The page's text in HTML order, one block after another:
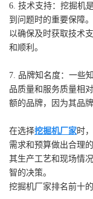
6. 技术支持：挖掘机
到问题时的重要保障
以确保及时获取技术
和顺利。
7. 品牌知名度：一些
品质量和服务质量相
额的品牌，因为其品
在选择挖掘机厂家时
需求和预算做出合理
其生产工艺和现场情
智的决策。
挖掘机厂家排名前十